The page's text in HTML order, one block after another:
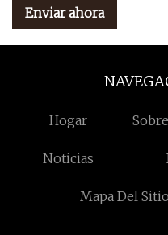
Enviar ahora
Hogar
Noticias
Mapa Del Sitio